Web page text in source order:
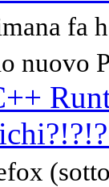
fa
nuovo